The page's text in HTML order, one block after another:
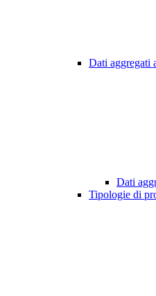
Dati aggregati
Dati
Tipologie di